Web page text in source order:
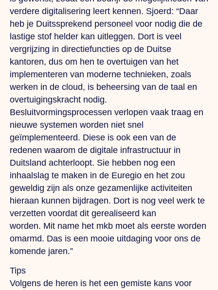
verdere digitalisering leert kennen. Sjoerd: “Daar
heb je Duitssprekend personeel voor nodig die de
lastige stof helder kan uitleggen. Dort is veel
vergrijzing in directiefuncties op de Duitse
kantoren, dus om hen te overtuigen van het
implementeren van moderne technieken, zoals
werken in de cloud, is beheersing van de taal en
overtuigingskracht nodig.
Besluitvormingsprocessen verlopen vaak traag en
nieuwe systemen worden niet snel
geïmplementeerd. Diese is ook een van de
redenen waarom de digitale infrastructuur in
Duitsland achterloopt. Sie hebben nog een
inhaalslag te maken in de Euregio en het zou
geweldig zijn als onze gezamenlijke activiteiten
hieraan kunnen bijdragen. Dort is nog veel werk te
verzetten voordat dit gerealiseerd kan
worden. Mit name het mkb moet als eerste worden
omarmd. Das is een mooie uitdaging voor ons de
komende jaren.”
Tips
Volgens de heren is het een gemiste kans voor